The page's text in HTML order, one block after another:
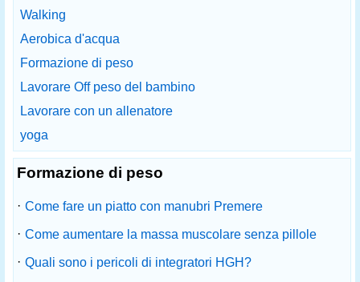
Walking
Aerobica d'acqua
Formazione di peso
Lavorare Off peso del bambino
Lavorare con un allenatore
yoga
Formazione di peso
· Come fare un piatto con manubri Premere
· Come aumentare la massa muscolare senza pillole
· Quali sono i pericoli di integratori HGH?